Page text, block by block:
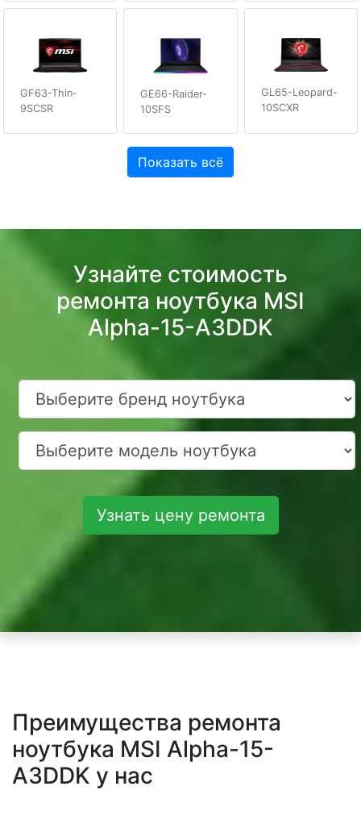
GF63-Thin-
9SCSR
GE66-Raider-
10SFS
GL65-Leopard-
10SCXR
Показать всё
Узнайте стоимость
ремонта ноутбука MSI
Alpha-15-A3DDK
Узнать цену ремонта
Преимущества ремонта
ноутбука MSI Alpha-15-
A3DDK у нас